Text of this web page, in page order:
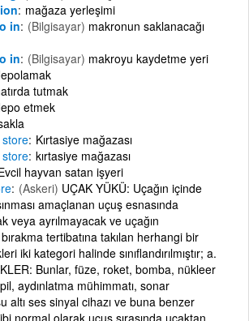
mağaza yerleşimi
in (Bilgisayar) makronun saklanacağı
in (Bilgisayar) makroyu kaydetme yeri
tutmak
etmek
store Kırtasiye mağazası
store kırtasiye mağazası
hayvan satan işyeri
(Askeri) UÇAK YÜKÜ: Uçağın içinde
amaçlanan uçuş esnasında
veya ayrılmayacak ve uçağın
tertibatına takılan herhangi bir
iki kategori halinde sınıflandırılmıştır; a.
Bunlar, füze, roket, bomba, nükleer
aydınlatma mühimmatı, sonar
altı ses sinyal cihazı ve buna benzer
normal olarak uçuş sırasında uçaktan